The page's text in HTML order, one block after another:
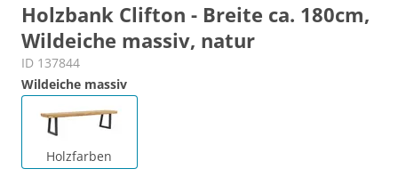
Holzbank Clifton - Breite ca. 180cm,
Wildeiche massiv, natur
ID 137844
Wildeiche massiv
Holzfarben